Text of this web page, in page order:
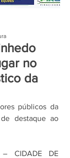
no
da
públicos da
destaque ao
CIDADE DE